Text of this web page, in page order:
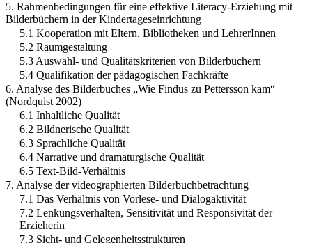
5. Rahmenbedingungen für eine effektive Literacy-Erziehung mit
Bilderbüchern in der Kindertageseinrichtung
5.1 Kooperation mit Eltern, Bibliotheken und LehrerInnen
5.2 Raumgestaltung
5.3 Auswahl- und Qualitätskriterien von Bilderbüchern
5.4 Qualifikation der pädagogischen Fachkräfte
6. Analyse des Bilderbuches „Wie Findus zu Pettersson kam“
(Nordquist 2002)
6.1 Inhaltliche Qualität
6.2 Bildnerische Qualität
6.3 Sprachliche Qualität
6.4 Narrative und dramaturgische Qualität
6.5 Text-Bild-Verhältnis
7. Analyse der videographierten Bilderbuchbetrachtung
7.1 Das Verhältnis von Vorlese- und Dialogaktivität
7.2 Lenkungsverhalten, Sensitivität und Responsivität der
Erzieherin
7.3 Sicht- und Gelegenheitsstrukturen